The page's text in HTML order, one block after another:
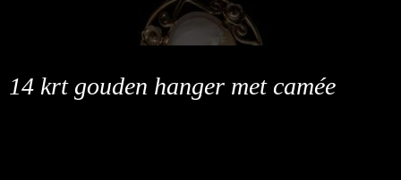
14 krt gouden hanger met camée